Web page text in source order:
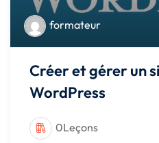
formateur
Créer et gérer un
WordPress
0Leçons